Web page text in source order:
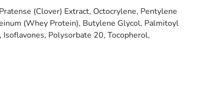
(Clover) Extract, Octocrylene, Pentylene
(Whey Protein), Butylene Glycol, Palmitoyl
Polysorbate 20, Tocopherol,